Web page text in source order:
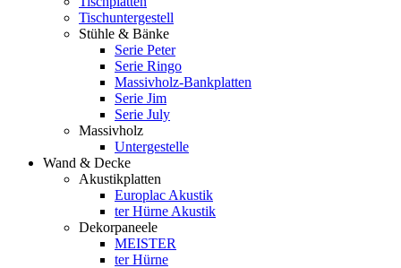
Tischuntergestell
Stühle & Bänke
Serie Peter
Serie Ringo
Massivholz-Bankplatten
Serie Jim
Serie July
Massivholz
Untergestelle
Wand & Decke
Akustikplatten
Europlac Akustik
ter Hürne Akustik
Dekorpaneele
MEISTER
ter Hürne